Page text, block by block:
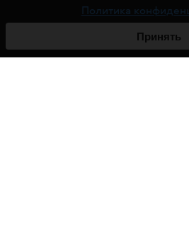
ВИЧ сам сдает нечасто. Но с
показало, что беспокоиться
Политика
Принять